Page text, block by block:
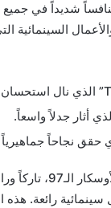
شديداً في
السينمائية
أسدل الستار على
رائعة. هذه